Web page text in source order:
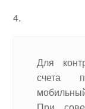
Для
счета